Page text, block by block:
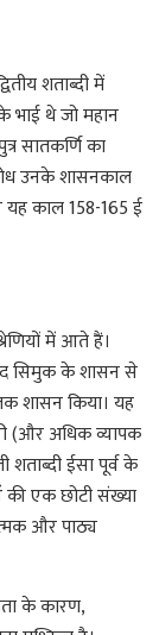
शताब्दी में
भाई थे जो महान
सातकर्णि का
उनके शासनकाल
काल 158-165 ई
में आते हैं।
सिमुक के शासन से
शासन किया। यह
(और अधिक व्यापक
ईसा पूर्व के
एक छोटी संख्या
और पाठ्य
के कारण,